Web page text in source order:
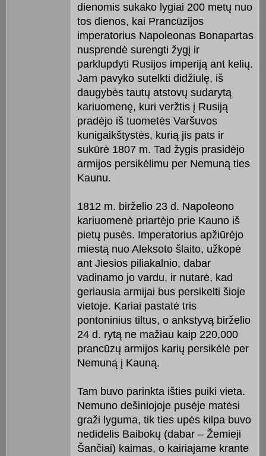
dienomis sukako lygiai 200 metų nuo
tos dienos, kai Prancūzijos
imperatorius Napoleonas Bonapartas
nusprendė surengti žygį ir
parklupdyti Rusijos imperiją ant kelių.
Jam pavyko sutelkti didžiulę, iš
daugybės tautų atstovų sudarytą
kariuomenę, kuri veržtis į Rusiją
pradėjo iš tuometės Varšuvos
kunigaikštystės, kurią jis pats ir
sukūrė 1807 m. Tad žygis prasidėjo
armijos persikėlimu per Nemuną ties
Kaunu.
1812 m. birželio 23 d. Napoleono
kariuomenė priartėjo prie Kauno iš
pietų pusės. Imperatorius apžiūrėjo
miestą nuo Aleksoto šlaito, užkopė
ant Jiesios piliakalnio, dabar
vadinamo jo vardu, ir nutarė, kad
geriausia armijai bus persikelti šioje
vietoje. Kariai pastatė tris
pontoninius tiltus, o ankstyvą birželio
24 d. rytą ne mažiau kaip 220,000
prancūzų armijos karių persikėlė per
Nemuną į Kauną.
Tam buvo parinkta išties puiki vieta.
Nemuno dešiniojoje pusėje matėsi
graži lyguma, tik ties upės kilpa buvo
nedidelis Baibokų (dabar – Žemieji
Šančiai) kaimas, o kairiajame krante